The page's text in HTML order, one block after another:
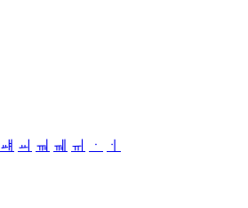
ㆈ ㆉ ㆊ ㆋ ㆌ ㆍ
ㆎ